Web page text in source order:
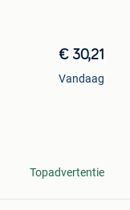
€ 30,21
Vandaag
Topadvertentie